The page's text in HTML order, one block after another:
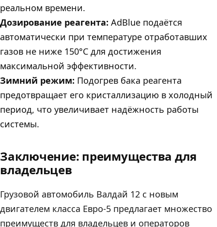
реальном времени.
Дозирование реагента: AdBlue подаётся
автоматически при температуре отработавших
газов не ниже 150°C для достижения
максимальной эффективности.
Зимний режим: Подогрев бака реагента
предотвращает его кристаллизацию в холодный
период, что увеличивает надёжность работы
системы.
Заключение: преимущества для
владельцев
Грузовой автомобиль Валдай 12 с новым
двигателем класса Евро-5 предлагает множество
преимуществ для владельцев и операторов